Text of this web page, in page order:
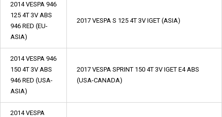
2014 VESPA 946
125 4T 3V ABS
946 RED (EU-
ASIA)
2017 VESPA S 125 4T 3V IGET (ASIA)
2014 VESPA 946
150 4T 3V ABS
946 RED (USA-
ASIA)
2017 VESPA SPRINT 150 4T 3V IGET E4 ABS
(USA-CANADA)
2014 VESPA